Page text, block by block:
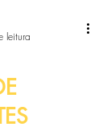
leitura